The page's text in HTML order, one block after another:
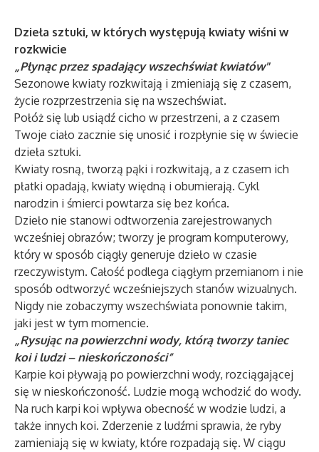
Dzieła sztuki, w których występują kwiaty wiśni w
rozkwicie
„Płynąc przez spadający wszechświat kwiatów"
Sezonowe kwiaty rozkwitają i zmieniają się z czasem,
życie rozprzestrzenia się na wszechświat.
Połóż się lub usiądź cicho w przestrzeni, a z czasem
Twoje ciało zacznie się unosić i rozpłynie się w świecie
dzieła sztuki.
Kwiaty rosną, tworzą pąki i rozkwitają, a z czasem ich
płatki opadają, kwiaty więdną i obumierają. Cykl
narodzin i śmierci powtarza się bez końca.
Dzieło nie stanowi odtworzenia zarejestrowanych
wcześniej obrazów; tworzy je program komputerowy,
który w sposób ciągły generuje dzieło w czasie
rzeczywistym. Całość podlega ciągłym przemianom i nie
sposób odtworzyć wcześniejszych stanów wizualnych.
Nigdy nie zobaczymy wszechświata ponownie takim,
jaki jest w tym momencie.
„Rysując na powierzchni wody, którą tworzy taniec
koi i ludzi – nieskończoności”
Karpie koi pływają po powierzchni wody, rozciągającej
się w nieskończoność. Ludzie mogą wchodzić do wody.
Na ruch karpi koi wpływa obecność w wodzie ludzi, a
także innych koi. Zderzenie z ludźmi sprawia, że ryby
zamieniają się w kwiaty, które rozpadają się. W ciągu